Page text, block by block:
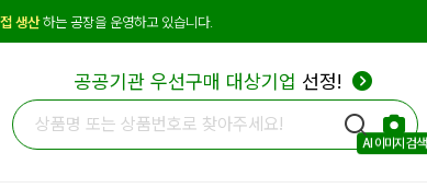
생산하는 공장을 운영하고 있습니다.
공공기관 우선구매 대상기업 선정!
AI 이미지 검색